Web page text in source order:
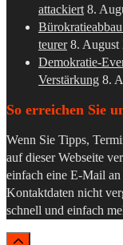
attackiert 8.
teurer 8. August
Demokratie-
Verstärkung 8.
So erreichen Sie
Wenn Sie Tipps,
auf dieser Webseite
einfach eine E-Mail an
Kontaktdaten nicht
schnell und einfach